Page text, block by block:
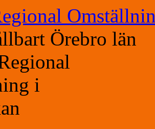
Örebro län